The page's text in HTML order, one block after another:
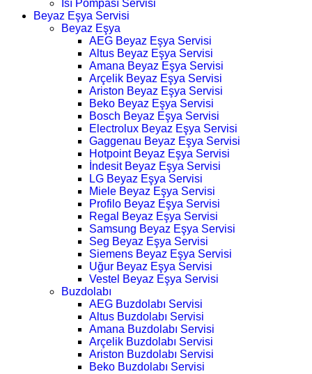
Isı Pompası Servisi
Beyaz Eşya Servisi
Beyaz Eşya
AEG Beyaz Eşya Servisi
Altus Beyaz Eşya Servisi
Amana Beyaz Eşya Servisi
Arçelik Beyaz Eşya Servisi
Ariston Beyaz Eşya Servisi
Beko Beyaz Eşya Servisi
Bosch Beyaz Eşya Servisi
Electrolux Beyaz Eşya Servisi
Gaggenau Beyaz Eşya Servisi
Hotpoint Beyaz Eşya Servisi
İndesit Beyaz Eşya Servisi
LG Beyaz Eşya Servisi
Miele Beyaz Eşya Servisi
Profilo Beyaz Eşya Servisi
Regal Beyaz Eşya Servisi
Samsung Beyaz Eşya Servisi
Seg Beyaz Eşya Servisi
Siemens Beyaz Eşya Servisi
Uğur Beyaz Eşya Servisi
Vestel Beyaz Eşya Servisi
Buzdolabı
AEG Buzdolabı Servisi
Altus Buzdolabı Servisi
Amana Buzdolabı Servisi
Arçelik Buzdolabı Servisi
Ariston Buzdolabı Servisi
Beko Buzdolabı Servisi